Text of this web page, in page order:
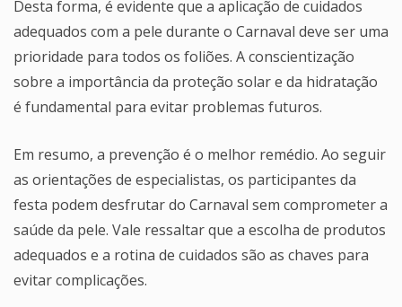
Desta forma, é evidente que a aplicação de cuidados
adequados com a pele durante o Carnaval deve ser uma
prioridade para todos os foliões. A conscientização
sobre a importância da proteção solar e da hidratação
é fundamental para evitar problemas futuros.
Em resumo, a prevenção é o melhor remédio. Ao seguir
as orientações de especialistas, os participantes da
festa podem desfrutar do Carnaval sem comprometer a
saúde da pele. Vale ressaltar que a escolha de produtos
adequados e a rotina de cuidados são as chaves para
evitar complicações.